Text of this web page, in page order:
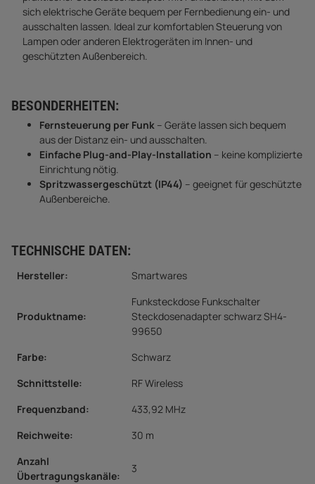
sich elektrische Geräte bequem per Fernbedienung ein- und
ausschalten lassen. Ideal zur komfortablen Steuerung von
Lampen oder anderen Elektrogeräten im Innen- und
geschützten Außenbereich.
BESONDERHEITEN:
Fernsteuerung per Funk – Geräte lassen sich bequem
aus der Distanz ein- und ausschalten.
Einfache Plug-and-Play-Installation – keine komplizierte
Einrichtung nötig.
Spritzwassergeschützt (IP44) – geeignet für geschützte
Außenbereiche.
TECHNISCHE DATEN:
Hersteller: Smartwares
Produktname:
Funksteckdose Funkschalter
Steckdosenadapter schwarz SH4-
99650
Farbe:
Schwarz
Schnittstelle:
RF Wireless
Frequenzband:
433,92 MHz
Reichweite:
30 m
Anzahl
Übertragungskanäle:
3